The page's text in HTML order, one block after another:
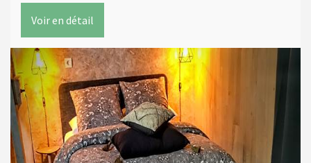
Voir en détail